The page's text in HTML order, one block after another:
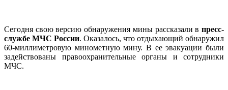
Сегодня свою версию обнаружения мины рассказали в пресс-
службе МЧС России. Оказалось, что отдыхающий обнаружил
60-миллиметровую минометную мину. В ее эвакуации были
задействованы правоохранительные органы и сотрудники
МЧС.